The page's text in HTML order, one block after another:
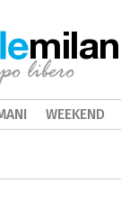
WEEKEND